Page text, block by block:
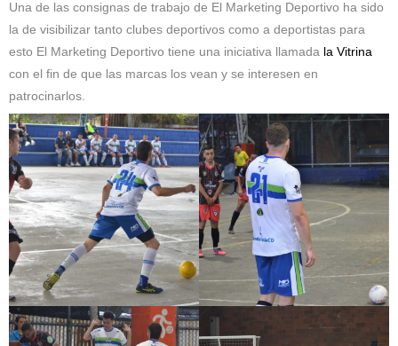
Una de las consignas de trabajo de El Marketing Deportivo ha sido
la de visibilizar tanto clubes deportivos como a deportistas para
esto El Marketing Deportivo tiene una iniciativa llamada la Vitrina
con el fin de que las marcas los vean y se interesen en
patrocinarlos.